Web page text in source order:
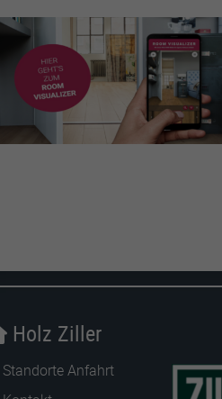
Holz Ziller
Standorte Anfahrt